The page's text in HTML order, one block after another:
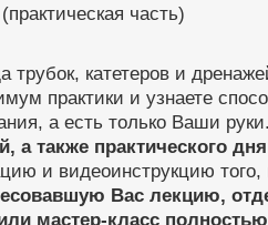
часть)
трубок, катетеров и
практики и узнаете
а есть только Ваши руки.
а также практического
и видеоинструкцию того,
Вас лекцию,
мастер-класс